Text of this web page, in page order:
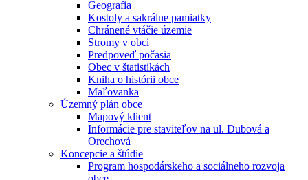
Geografia
Kostoly a sakrálne pamiatky
Chránené vtáčie územie
Stromy v obci
Predpoveď počasia
Obec v štatistikách
Kniha o histórii obce
Maľovanka
Územný plán obce
Mapový klient
Informácie pre staviteľov na ul. Dubová a
Orechová
Koncepcie a štúdie
Program hospodárskeho a sociálneho rozvoja